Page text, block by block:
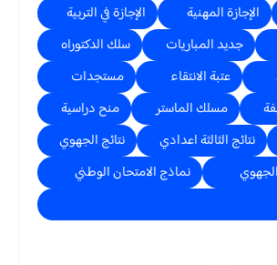
الإجازة المهنية
الإجازة في التربية
جديد المباريات
سلك الدكتوراه
عتبة الانتقاء
مستجدات
مسلك الماستر
منح دراسية
نتائج الثالثة اعدادي
نتائج الجهوي
نماذج الامتحان الوطني